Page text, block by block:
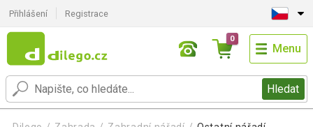
Přihlášení Registrace
Hledat
0
Menu